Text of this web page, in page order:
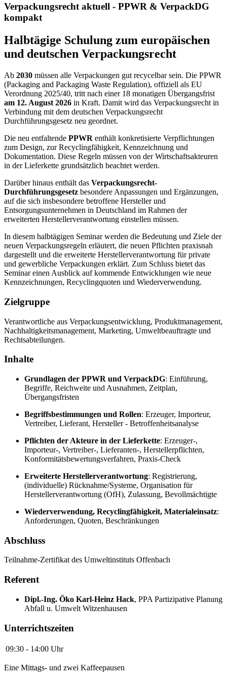
Verpackungsrecht aktuell - PPWR & VerpackDG
kompakt
Halbtägige Schulung zum europäischen
und deutschen Verpackungsrecht
Ab 2030 müssen alle Verpackungen gut recycelbar sein. Die PPWR
(Packaging and Packaging Waste Regulation), offiziell als EU
Verordnung 2025/40, tritt nach einer 18 monatigen Übergangsfrist
am 12. August 2026 in Kraft. Damit wird das Verpackungsrecht in
Verbindung mit dem deutschen Verpackungsrecht
Durchführungsgesetz neu geordnet.
Die neu entfaltende PPWR enthält konkretisierte Verpflichtungen
zum Design, zur Recyclingfähigkeit, Kennzeichnung und
Dokumentation. Diese Regeln müssen von der Wirtschaftsakteuren
in der Lieferkette grundsätzlich beachtet werden.
Darüber hinaus enthält das Verpackungsrecht-
Durchführungsgesetz besondere Anpassungen und Ergänzungen,
auf die sich insbesondere betroffene Hersteller und
Entsorgungsunternehmen in Deutschland im Rahmen der
erweiterten Herstellerverantwortung einstellen müssen.
In diesem halbtägigen Seminar werden die Bedeutung und Ziele der
neuen Verpackungsregeln erläutert, die neuen Pflichten praxisnah
dargestellt und die erweiterte Herstellerverantwortung für private
und gewerbliche Verpackungen erklärt. Zum Schluss bietet das
Seminar einen Ausblick auf kommende Entwicklungen wie neue
Kennzeichnungen, Recyclingquoten und Wiederverwendung.
Zielgruppe
Verantwortliche aus Verpackungsentwicklung, Produktmanagement,
Nachhaltigkeitsmanagement, Marketing, Umweltbeauftragte und
Rechtsabteilungen.
Inhalte
Grundlagen der PPWR und VerpackDG: Einführung,
Begriffe, Reichweite und Ausnahmen, Zeitplan,
Übergangsfristen
Begriffsbestimmungen und Rollen: Erzeuger, Importeur,
Vertreiber, Lieferant, Hersteller - Betroffenheitsanalyse
Pflichten der Akteure in der Lieferkette: Erzeuger-,
Importeur-, Vertreiber-, Lieferanten-, Herstellerpflichten,
Konformitätsbewertungsverfahren, Praxis-Check
Erweiterte Herstellerverantwortung: Registrierung,
(individuelle) Rücknahme/Systeme, Organisation für
Herstellerverantwortung (OfH), Zulassung, Bevollmächtigte
Wiederverwendung, Recyclingfähigkeit, Materialeinsatz:
Anforderungen, Quoten, Beschränkungen
Abschluss
Teilnahme-Zertifikat des Umweltinstituts Offenbach
Referent
Dipl.-Ing. Öko Karl-Heinz Hack, PPA Partizipative Planung
Abfall u. Umwelt Witzenhausen
Unterrichtszeiten
09:30 - 14:00 Uhr
Eine Mittags- und zwei Kaffeepausen